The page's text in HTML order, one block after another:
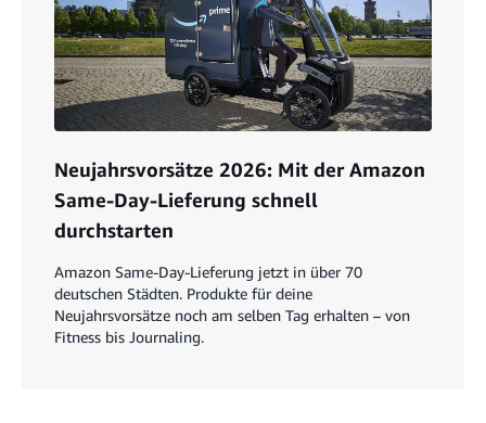
Neujahrsvorsätze 2026: Mit der Amazon
Same-Day-Lieferung schnell
durchstarten
Amazon Same-Day-Lieferung jetzt in über 70
deutschen Städten. Produkte für deine
Neujahrsvorsätze noch am selben Tag erhalten – von
Fitness bis Journaling.